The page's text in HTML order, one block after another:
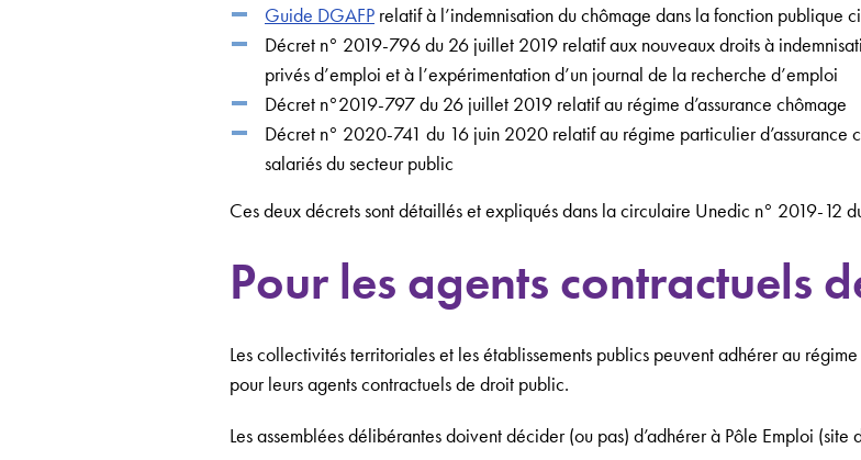
Guide DGAFP relatif à l’indemnisation du chômage dans la fonction publique
Décret n° 2019-796 du 26 juillet 2019 relatif aux nouveaux droits à
privés d’emploi et à l’expérimentation d’un journal de la recherche d’emploi
Décret n°2019-797 du 26 juillet 2019 relatif au régime d’assurance chômage
Décret n° 2020-741 du 16 juin 2020 relatif au régime particulier d’assurance
salariés du secteur public
Ces deux décrets sont détaillés et expliqués dans la circulaire Unedic n° 2019-12
Pour les agents contractuels
Les collectivités territoriales et les établissements publics peuvent adhérer au
pour leurs agents contractuels de droit public.
Les assemblées délibérantes doivent décider (ou pas) d’adhérer à Pôle Emploi (site